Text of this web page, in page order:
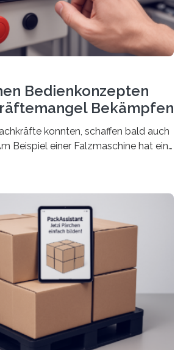
Bedienkonzepten
Bekämpfen
konnten, schaffen bald auch
Beispiel einer Falzmaschine hat ein
Schnittstelle so sehr vereinfacht,
Methodik lässt sich auf alle
übertragen. Eine Falzmaschine
Job für echte Profis. Eine solche
Druckereien Broschüren, Prospekte,
mehr – mehrere Zehntausend
Je nach Maschinentyp und
Umrüsten…